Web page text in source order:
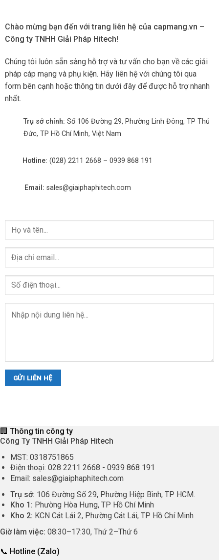
Chào mừng bạn đến với trang liên hệ của capmang.vn –
Công ty TNHH Giải Pháp Hitech!
Chúng tôi luôn sẵn sàng hỗ trợ và tư vấn cho bạn về các giải
pháp cáp mạng và phụ kiện. Hãy liên hệ với chúng tôi qua
form bên cạnh hoặc thông tin dưới đây để được hỗ trợ nhanh
nhất.
Trụ sở chính: Số 106 Đường 29, Phường Linh Đông, TP Thủ
Đức, TP Hồ Chí Minh, Việt Nam
Hotline: (028) 2211 2668 – 0939 868 191
Email: sales@giaiphaphitech.com
🏢 Thông tin công ty
Công Ty TNHH Giải Pháp Hitech
MST: 0318751865
Điện thoại: 028 2211 2668 - 0939 868 191
Email: sales@giaiphaphitech.com
Trụ sở: 106 Đường Số 29, Phường Hiệp Bình, TP HCM.
Kho 1: Phường Hòa Hưng, TP Hồ Chí Minh
Kho 2: KCN Cát Lái 2, Phường Cát Lái, TP Hồ Chí Minh
Giờ làm việc: 08:30–17:30, Thứ 2–Thứ 6
📞 Hotline (Zalo)